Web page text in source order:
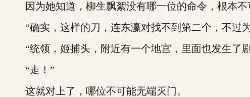
因为她知道，柳生飘絮没有哪一位的命令，根本不
“确实，这样的刀，连东瀛对找不到第二个，不过
“统领，姬捕头，附近有一个地宫，里面也发生了
“走！”
这就对上了，哪位不可能无端灭门。